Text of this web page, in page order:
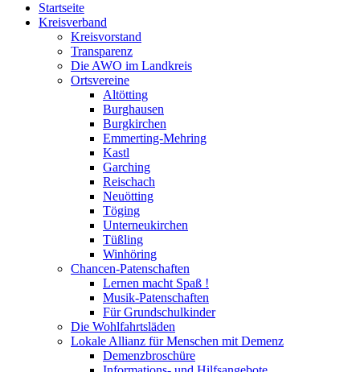
Startseite
Kreisverband
Kreisvorstand
Transparenz
Die AWO im Landkreis
Ortsvereine
Altötting
Burghausen
Burgkirchen
Emmerting-Mehring
Kastl
Garching
Reischach
Neuötting
Töging
Unterneukirchen
Tüßling
Winhöring
Chancen-Patenschaften
Lernen macht Spaß !
Musik-Patenschaften
Für Grundschulkinder
Die Wohlfahrtsläden
Lokale Allianz für Menschen mit Demenz
Demenzbroschüre